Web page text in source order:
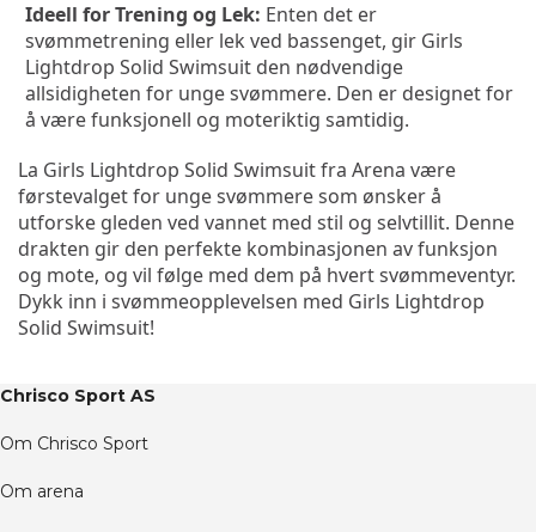
Ideell for Trening og Lek: Enten det er
svømmetrening eller lek ved bassenget, gir Girls
Lightdrop Solid Swimsuit den nødvendige
allsidigheten for unge svømmere. Den er designet for
å være funksjonell og moteriktig samtidig.
La Girls Lightdrop Solid Swimsuit fra Arena være
førstevalget for unge svømmere som ønsker å
utforske gleden ved vannet med stil og selvtillit. Denne
drakten gir den perfekte kombinasjonen av funksjon
og mote, og vil følge med dem på hvert svømmeventyr.
Dykk inn i svømmeopplevelsen med Girls Lightdrop
Solid Swimsuit!
Chrisco Sport AS
Om Chrisco Sport
Om arena